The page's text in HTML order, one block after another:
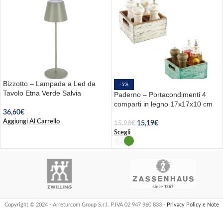
Bizzotto – Lampada a Led da
Tavolo Etna Verde Salvia
36,60€
Aggiungi Al Carrello
-5%
Paderno – Portacondimenti 4
comparti in legno 17x17x10 cm
15,98€ 15,19€
Scegli
Copyright © 2024 - Arreturcom Group S.r.l. P.IVA 02 947 960 833 - Privacy Policy e Note